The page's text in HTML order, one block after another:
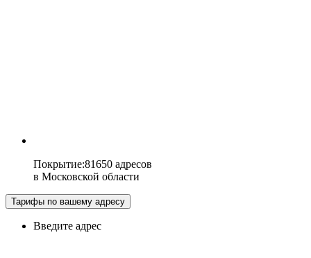
Покрытие:81650 адресов
в Московской области
Тарифы по вашему адресу
Введите адрес